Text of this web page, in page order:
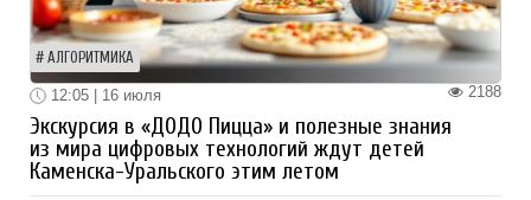
АЛГОРИТМИКА
2188
12:05 | 16 июля
Экскурсия в «ДОДО Пицца» и полезные знания
из мира цифровых технологий ждут детей
Каменска-Уральского этим летом